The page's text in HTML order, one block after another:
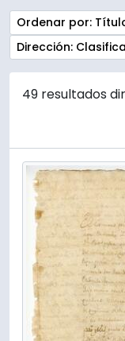
Ordenar por:
Dirección:
49 resultados